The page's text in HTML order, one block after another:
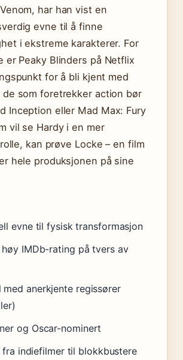
har han vist en
evne til å finne
i ekstreme karakterer. For
er Peaky Blinders på Netflix
for å bli kjent med
de som foretrekker action bør
Inception eller Mad Max: Fury
vil se Hardy i en mer
kan prøve Locke – en film
hele produksjonen på sine
evne til fysisk transformasjon
høy IMDb-rating på tvers av
med anerkjente regissører
og Oscar-nominert
indiefilmer til blokkbustere